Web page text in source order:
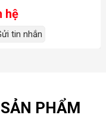
hệ
tin nhắn
PHẨM